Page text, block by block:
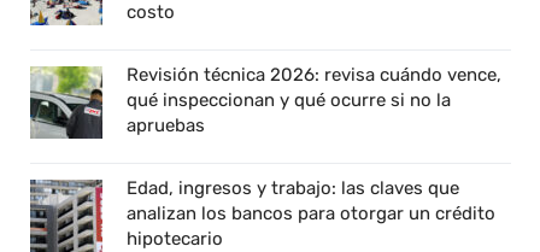
costo
Revisión técnica 2026: revisa cuándo vence,
qué inspeccionan y qué ocurre si no la
apruebas
Edad, ingresos y trabajo: las claves que
analizan los bancos para otorgar un crédito
hipotecario